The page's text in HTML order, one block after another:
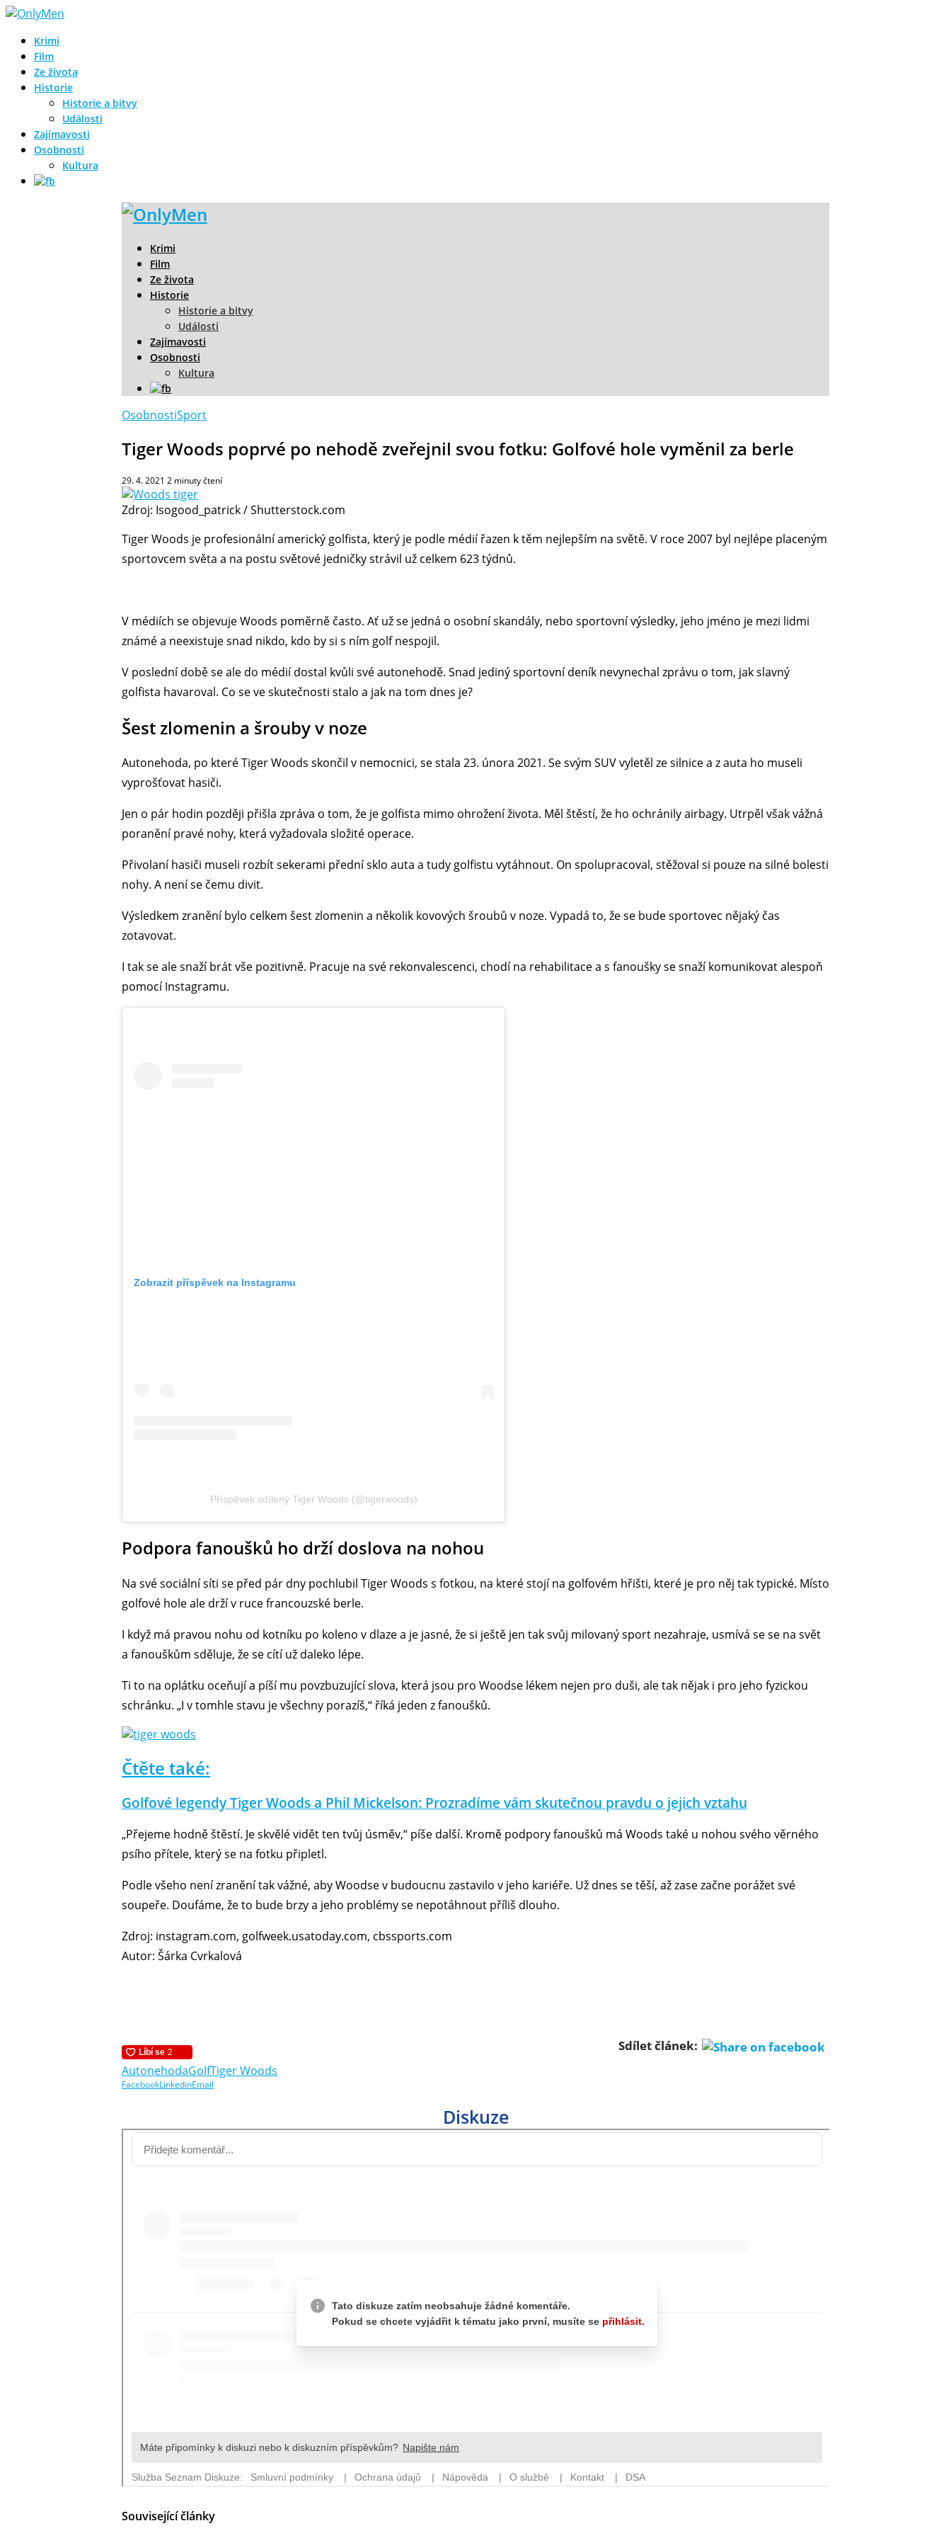
Krimi
Film
Ze života
Historie
Historie a bitvy
Události
Zajímavosti
Osobnosti
Kultura
Krimi
Film
Ze života
Historie
Historie a bitvy
Události
Zajímavosti
Osobnosti
Kultura
OsobnostiSport
Tiger Woods poprvé po nehodě zveřejnil svou fotku: Golfové hole vyměnil za berle
29. 4. 2021 2 minuty čtení
Zdroj: Isogood_patrick / Shutterstock.com
Tiger Woods je profesionální americký golfista, který je podle médií řazen k těm nejlepším na světě. V roce 2007 byl nejlépe placeným
sportovcem světa a na postu světové jedničky strávil už celkem 623 týdnů.
V médiích se objevuje Woods poměrně často. Ať už se jedná o osobní skandály, nebo sportovní výsledky, jeho jméno je mezi lidmi
známé a neexistuje snad nikdo, kdo by si s ním golf nespojil.
V poslední době se ale do médií dostal kvůli své autonehodě. Snad jediný sportovní deník nevynechal zprávu o tom, jak slavný
golfista havaroval. Co se ve skutečnosti stalo a jak na tom dnes je?
Šest zlomenin a šrouby v noze
Autonehoda, po které Tiger Woods skončil v nemocnici, se stala 23. února 2021. Se svým SUV vyletěl ze silnice a z auta ho museli
vyprošťovat hasiči.
Jen o pár hodin později přišla zpráva o tom, že je golfista mimo ohrožení života. Měl štěstí, že ho ochránily airbagy. Utrpěl však vážná
poranění pravé nohy, která vyžadovala složité operace.
Přivolaní hasiči museli rozbít sekerami přední sklo auta a tudy golfistu vytáhnout. On spolupracoval, stěžoval si pouze na silné bolesti
nohy. A není se čemu divit.
Výsledkem zranění bylo celkem šest zlomenin a několik kovových šroubů v noze. Vypadá to, že se bude sportovec nějaký čas
zotavovat.
I tak se ale snaží brát vše pozitivně. Pracuje na své rekonvalescenci, chodí na rehabilitace a s fanoušky se snaží komunikovat alespoň
pomocí Instagramu.
Zobrazit příspěvek na Instagramu
Příspěvek sdílený Tiger Woods (@tigerwoods)
Podpora fanoušků ho drží doslova na nohou
Na své sociální síti se před pár dny pochlubil Tiger Woods s fotkou, na které stojí na golfovém hřišti, které je pro něj tak typické. Místo
golfové hole ale drží v ruce francouzské berle.
I když má pravou nohu od kotníku po koleno v dlaze a je jasné, že si ještě jen tak svůj milovaný sport nezahraje, usmívá se se na svět
a fanouškům sděluje, že se cítí už daleko lépe.
Ti to na oplátku oceňují a píší mu povzbuzující slova, která jsou pro Woodse lékem nejen pro duši, ale tak nějak i pro jeho fyzickou
schránku. „I v tomhle stavu je všechny porazíš,“ říká jeden z fanoušků.
Čtěte také:
Golfové legendy Tiger Woods a Phil Mickelson: Prozradíme vám skutečnou pravdu o jejich vztahu
„Přejeme hodně štěstí. Je skvělé vidět ten tvůj úsměv,“ píše další. Kromě podpory fanoušků má Woods také u nohou svého věrného
psího přítele, který se na fotku připletl.
Podle všeho není zranění tak vážné, aby Woodse v budoucnu zastavilo v jeho kariéře. Už dnes se těší, až zase začne porážet své
soupeře. Doufáme, že to bude brzy a jeho problémy se nepotáhnout příliš dlouho.
Zdroj: instagram.com, golfweek.usatoday.com, cbssports.com
Autor: Šárka Cvrkalová
Sdílet článek:
AutonehodaGolfTiger Woods
FacebookLinkedinEmail
Diskuze
Související články